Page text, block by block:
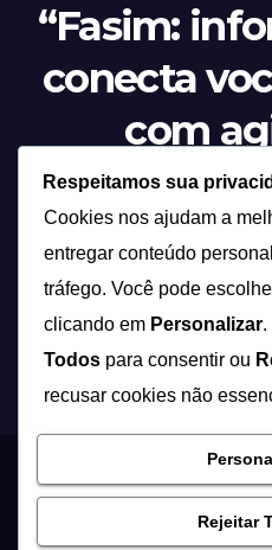
“Fasim:
conecta
com
atento
Tecnologia não é apenas
e soluções que
Proudly powered by WordPress|
Quem Somos
Respeitamos sua
Cookies nos ajudam a
entregar conteúdo
tráfego. Você pode
clicando em Personalizar.
Todos para consentir ou
recusar cookies não
Rejeitar